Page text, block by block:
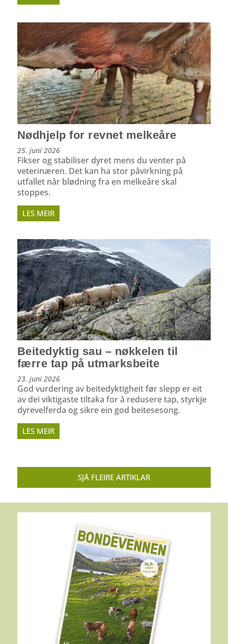
Nødhjelp for revnet melkeåre
25. juni 2026
Fikser og stabiliser dyret mens du venter på
veterinæren. Det kan ha stor påvirkning på
utfallet når blødning fra en melkeåre skal
stoppes.
LES MEIR
Beitedyktig sau – nøkkelen til
færre tap på utmarksbeite
23. juni 2026
God vurdering av beitedyktigheit før slepp er eit
av dei viktigaste tiltaka for å redusere tap, styrkje
dyrevelferda og sikre ein god beitesesong.
LES MEIR
SJÅ FLEIRE ARTIKLAR